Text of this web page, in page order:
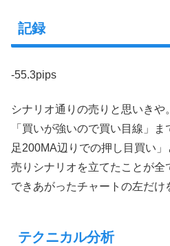
記録
-55.3pips
シナリオ通りの売りと思いきや
「買いが強いので買い目線」
足200MA辺りでの押し目買い
売りシナリオを立てたことが全
できあがったチャートの左だけ
テクニカル分析